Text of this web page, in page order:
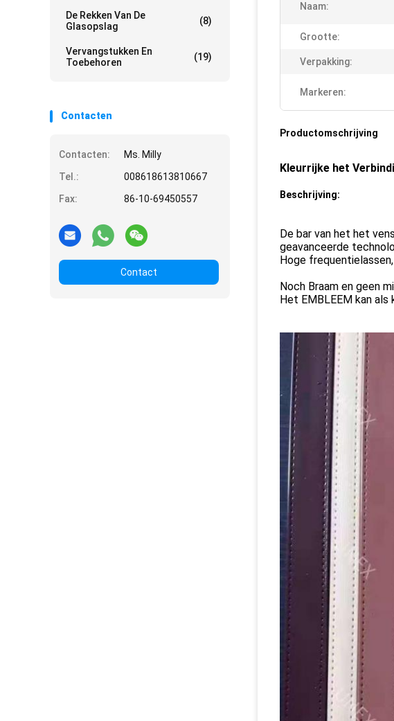
De Rekken Van De
Glasopslag
(8)
Vervangstukken En
Toebehoren
(19)
Contacten
Contacten:
Ms. Milly
Tel.:
008618613810667
Fax:
86-10-69450557
Contact
Naam:
Grootte:
Verpakking:
Markeren:
Productomschrijving
Kleurrijke het
Beschrijving:
De bar van het het
geavanceerde
Hoge
Noch Braam en geen
Het EMBLEEM kan